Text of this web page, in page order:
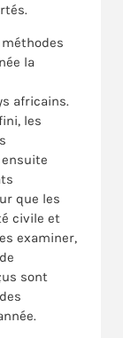
la
africains.
les
que les
civile et
examiner,
sont